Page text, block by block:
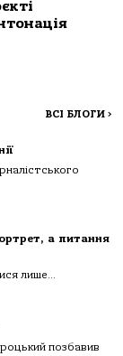
ВСІ БЛОГИ >
а питання
лише...
позбавив